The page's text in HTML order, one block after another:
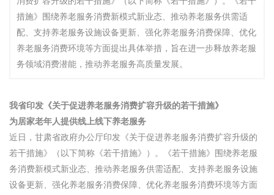
措施》围绕养老服务消费新模式新业态、推动养老服务供需适
配、支持养老服务设施设备更新、强化养老服务消费保障、优化
养老服务消费环境等方面提出具体举措，旨在进一步释放养老服
务领域消费潜能，推动养老服务高质量发展。
我省印发《关于促进养老服务消费扩容升级的若干措施》
为居家老年人提供线上线下养老服务
近日，甘肃省政府办公厅印发《关于促进养老服务消费扩容升级的
若干措施》（以下简称《若干措施》）。《若干措施》围绕养老服
务消费新模式新业态、推动养老服务供需适配、支持养老服务设施
设备更新、强化养老服务消费保障、优化养老服务消费环境等方面